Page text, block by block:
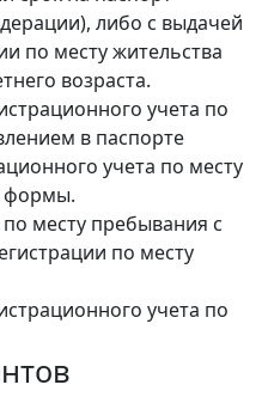
либо с выдачей
по месту жительства
возраста.
учета по
в паспорте
учета по месту
формы.
месту пребывания с
по месту
учета по